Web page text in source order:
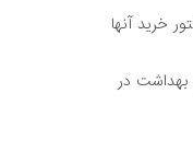
خرید آنها
در